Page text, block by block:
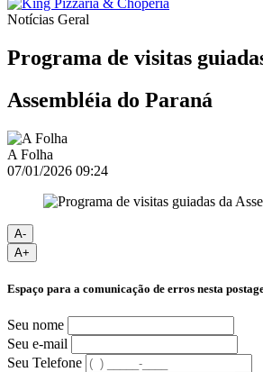
Notícias Geral
Programa de visitas
Assembléia do Paraná
A Folha
07/01/2026 09:24
A-
A+
Espaço para a comunicação de erros nesta
Seu nome
Seu e-mail
Seu Telefone